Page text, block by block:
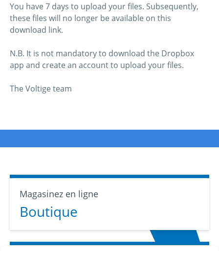
You have 7 days to upload your files. Subsequently,
these files will no longer be available on this
download link.
N.B. It is not mandatory to download the Dropbox
app and create an account to upload your files.
The Voltige team
Magasinez en ligne
Boutique